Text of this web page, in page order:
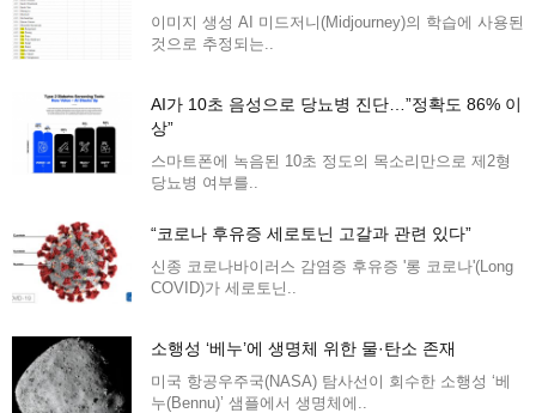
이미지 생성 AI 미드저니(Midjourney)의 학습에 사용된
것으로 추정되는..
AI가 10초 음성으로 당뇨병 진단…”정확도 86% 이
상”
스마트폰에 녹음된 10초 정도의 목소리만으로 제2형
당뇨병 여부를..
“코로나 후유증 세로토닌 고갈과 관련 있다”
신종 코로나바이러스 감염증 후유증 '롱 코로나'(Long
COVID)가 세로토닌..
소행성 ‘베누’에 생명체 위한 물·탄소 존재
미국 항공우주국(NASA) 탐사선이 회수한 소행성 ‘베
누(Bennu)’ 샘플에서 생명체에..